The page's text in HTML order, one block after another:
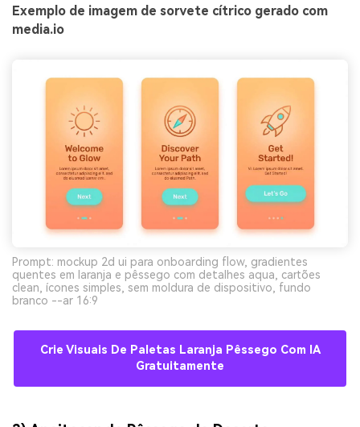
Exemplo de imagem de sorvete cítrico gerado com
media.io
Prompt: mockup 2d ui para onboarding flow, gradientes
quentes em laranja e pêssego com detalhes aqua, cartões
clean, ícones simples, sem moldura de dispositivo, fundo
branco --ar 16:9
Crie Visuais De Paletas Laranja Pêssego Com IA
Gratuitamente